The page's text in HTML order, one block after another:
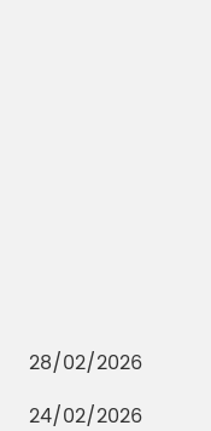
28/02/2026
24/02/2026